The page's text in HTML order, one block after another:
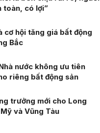
toàn, có lợi”
cơ hội tăng giá bất động
Bắc
nước không ưu tiên
riêng bất động sản
trưởng mới cho Long
và Vũng Tàu